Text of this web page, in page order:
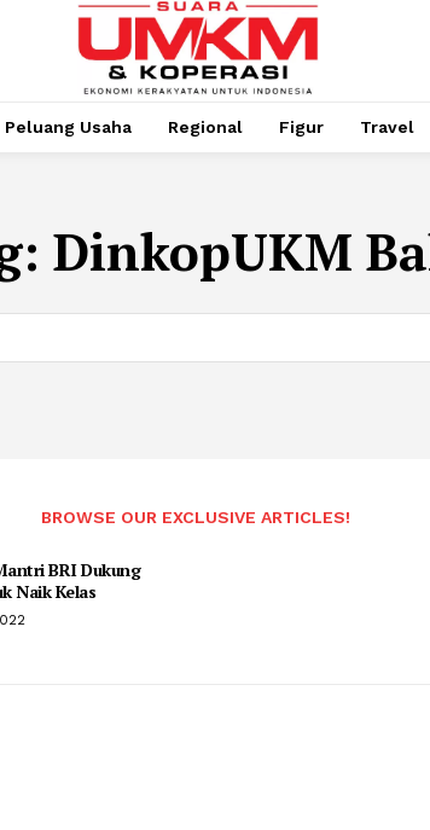
Peluang Usaha Regional Figur Travel
DinkopUKM
BROWSE OUR EXCLUSIVE ARTICLES!
BRI Dukung
Naik Kelas